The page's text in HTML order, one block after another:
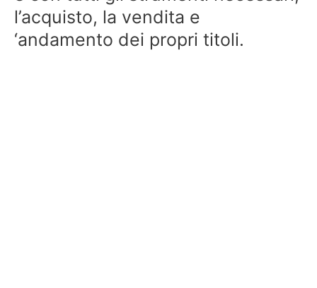
l’acquisto, la vendita e
‘andamento dei propri titoli.